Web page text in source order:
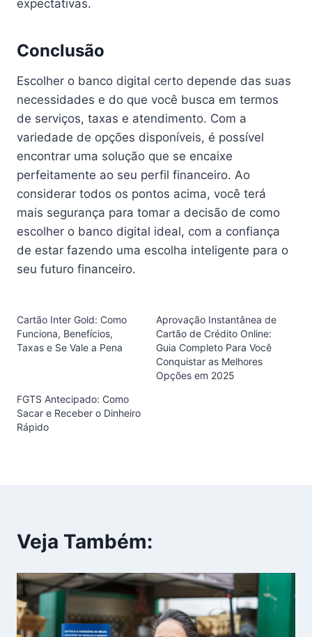
expectativas.
Conclusão
Escolher o banco digital certo depende das suas
necessidades e do que você busca em termos
de serviços, taxas e atendimento. Com a
variedade de opções disponíveis, é possível
encontrar uma solução que se encaixe
perfeitamente ao seu perfil financeiro. Ao
considerar todos os pontos acima, você terá
mais segurança para tomar a decisão de como
escolher o banco digital ideal, com a confiança
de estar fazendo uma escolha inteligente para o
seu futuro financeiro.
Cartão Inter Gold: Como
Funciona, Benefícios,
Taxas e Se Vale a Pena
Aprovação Instantânea de
Cartão de Crédito Online:
Guia Completo Para Você
Conquistar as Melhores
Opções em 2025
FGTS Antecipado: Como
Sacar e Receber o Dinheiro
Rápido
Veja Também: